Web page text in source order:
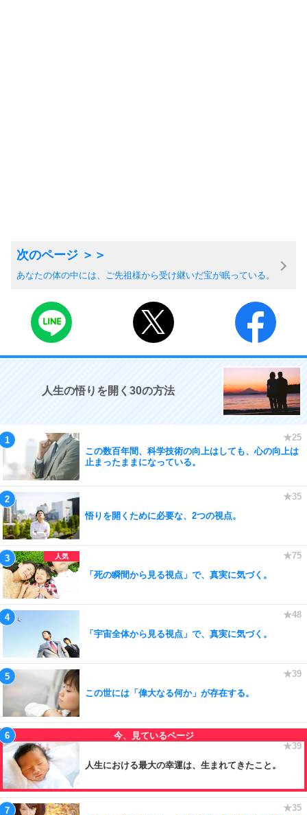
あなたの体の中には、ご先祖様から受け継いだ宝が眠っている。
人生の悟りを開く30の方法
この数百年間、科学技術の向上はしても、心の向上は
止まったままになっている。
悟りを開くために必要な、2つの視点。
「死の瞬間から見る視点」で、真実に気づく。
「宇宙全体から見る視点」で、真実に気づく。
この世には「偉大なる何か」が存在する。
人生における最大の幸運は、生まれてきたこと。